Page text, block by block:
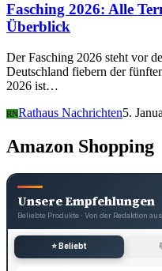
Fasching 2026: Alle
Überblick
Der Fasching 2026 steht vor
Deutschland fiebern der
2026 ist…
RNRathaus Nachrichten5.
Amazon Shopping
Unsere Empfehlungen
Beliebte Produkte · Von der Redaktion
⭐ Beliebt